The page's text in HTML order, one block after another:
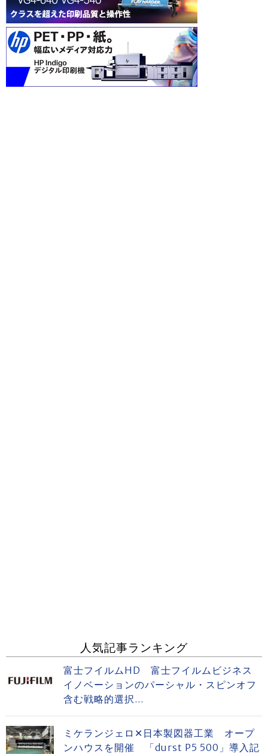
人気記事ランキング
富士フイルムHD 富士フイルムビジネス
イノベーションのパーシャル・スピンオフ
含む戦略的選択...
ミケランジェロ✕日本製図器工業 オープ
ンハウスを開催 「durst P5 500」導入記